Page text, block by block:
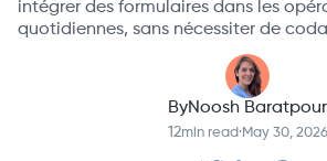
intégrer des formulaires dans les
quotidiennes, sans nécessiter de
ByNoosh Baratpour
12min read·May 30, 2026